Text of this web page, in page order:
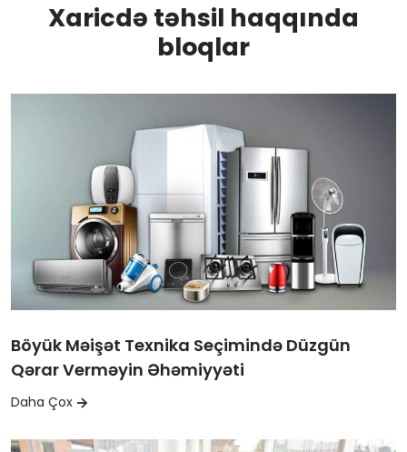
Xaricdə təhsil haqqında
bloqlar
Böyük Məişət Texnika Seçimində Düzgün
Qərar Verməyin Əhəmiyyəti
Daha Çox